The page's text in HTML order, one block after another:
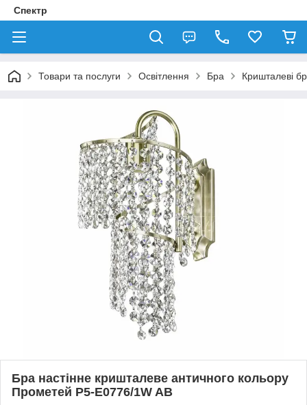
Спектр
Товари та послуги Освітлення Бра Кришталеві
Бра настінне кришталеве античного кольору
Прометей P5-E0776/1W AB